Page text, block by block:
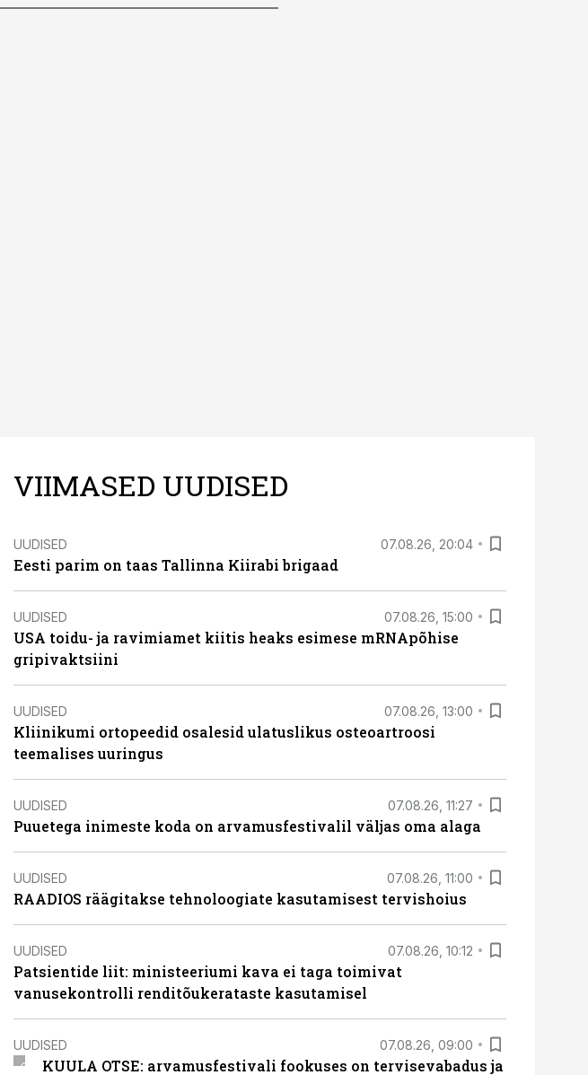
VIIMASED UUDISED
UUDISED 07.08.26, 20:04
Eesti parim on taas Tallinna Kiirabi brigaad
UUDISED 07.08.26, 15:00
USA toidu- ja ravimiamet kiitis heaks esimese mRNApõhise
gripivaktsiini
UUDISED 07.08.26, 13:00
Kliinikumi ortopeedid osalesid ulatuslikus osteoartroosi
teemalises uuringus
UUDISED 07.08.26, 11:27
Puuetega inimeste koda on arvamusfestivalil väljas oma alaga
UUDISED 07.08.26, 11:00
RAADIOS räägitakse tehnoloogiate kasutamisest tervishoius
UUDISED 07.08.26, 10:12
Patsientide liit: ministeeriumi kava ei taga toimivat
vanusekontrolli renditõukerataste kasutamisel
UUDISED 07.08.26, 09:00
KUULA OTSE: arvamusfestivali fookuses on tervisevabadus ja